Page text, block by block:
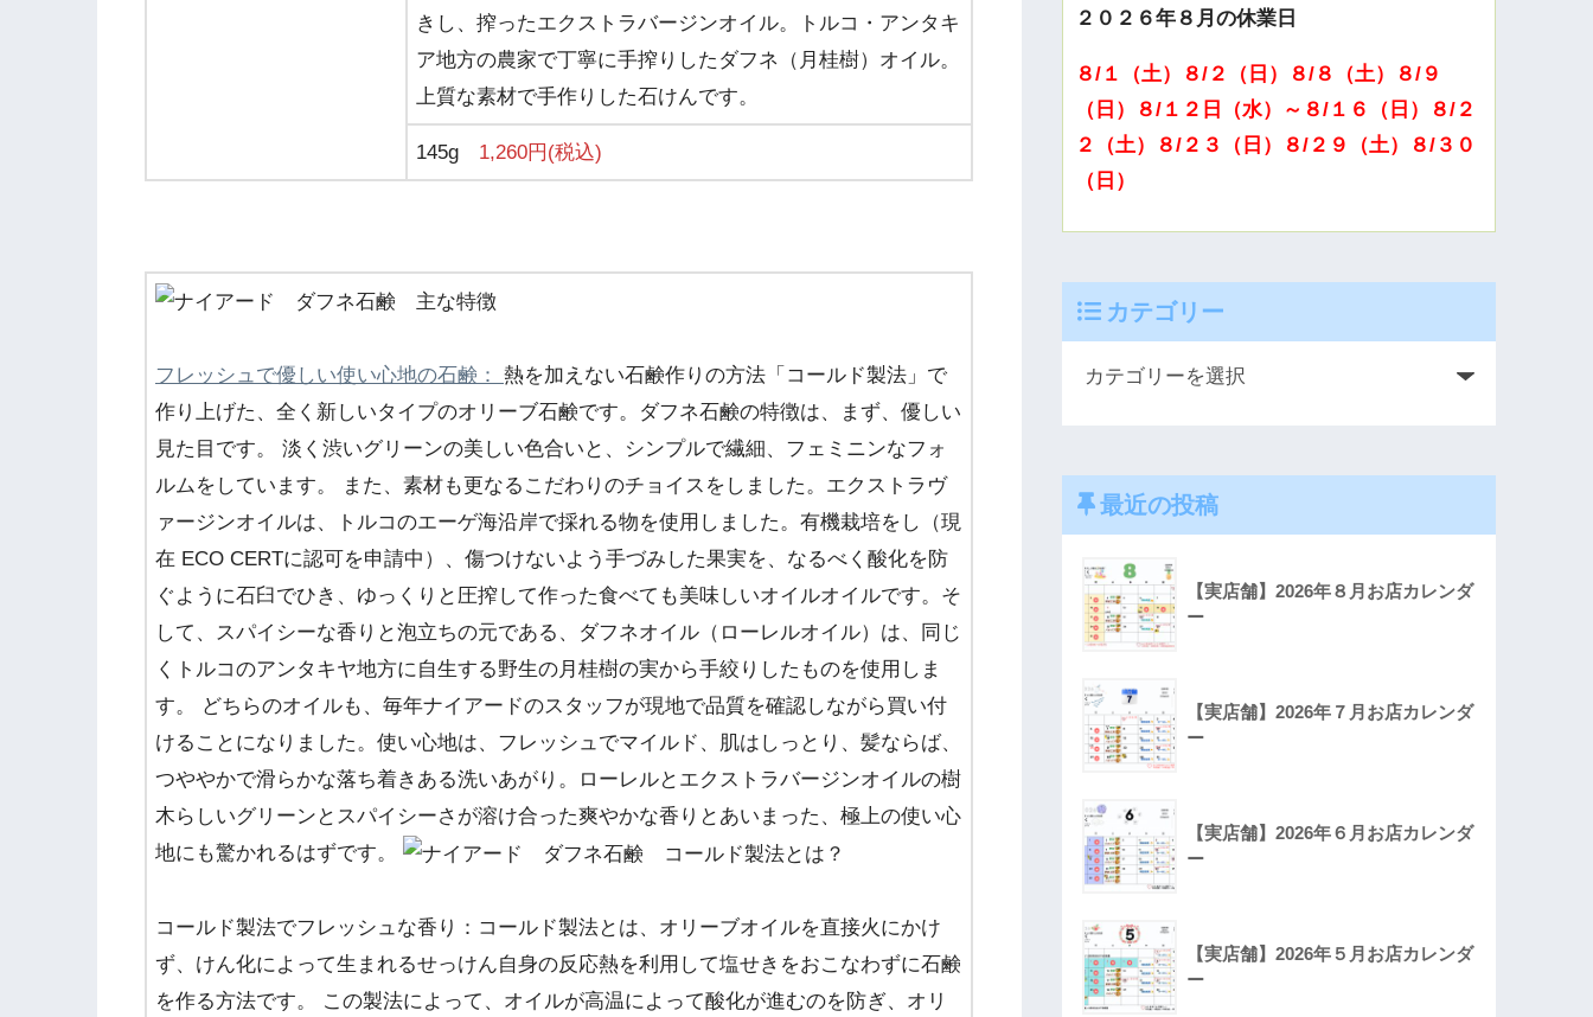
きし、搾ったエクストラバージンオイル。トルコ・アンタキ
ア地方の農家で丁寧に手搾りしたダフネ（月桂樹）オイル。
上質な素材で手作りした石けんです。
145g 1,260円(税込)
フレッシュで優しい使い心地の石鹸： 熱を加えない石鹸作りの方法「コールド製法」で
作り上げた、全く新しいタイプのオリーブ石鹸です。ダフネ石鹸の特徴は、まず、優しい
見た目です。 淡く渋いグリーンの美しい色合いと、シンプルで繊細、フェミニンなフォ
ルムをしています。 また、素材も更なるこだわりのチョイスをしました。エクストラヴ
ァージンオイルは、トルコのエーゲ海沿岸で採れる物を使用しました。有機栽培をし（現
在 ECO CERTに認可を申請中）、傷つけないよう手づみした果実を、なるべく酸化を防
ぐように石臼でひき、ゆっくりと圧搾して作った食べても美味しいオイルオイルです。そ
して、スパイシーな香りと泡立ちの元である、ダフネオイル（ローレルオイル）は、同じ
くトルコのアンタキヤ地方に自生する野生の月桂樹の実から手絞りしたものを使用しま
す。 どちらのオイルも、毎年ナイアードのスタッフが現地で品質を確認しながら買い付
けることになりました。使い心地は、フレッシュでマイルド、肌はしっとり、髪ならば、
つややかで滑らかな落ち着きある洗いあがり。ローレルとエクストラバージンオイルの樹
木らしいグリーンとスパイシーさが溶け合った爽やかな香りとあいまった、極上の使い心
地にも驚かれるはずです。
コールド製法でフレッシュな香り：コールド製法とは、オリーブオイルを直接火にかけ
ず、けん化によって生まれるせっけん自身の反応熱を利用して塩せきをおこなわずに石鹸
を作る方法です。 この製法によって、オイルが高温によって酸化が進むのを防ぎ、オリ
２０２６年８月の休業日
８/１（土）８/２（日）８/８（土）８/９
（日）８/１２日（水）～８/１６（日）８/２
２（土）８/２３（日）８/２９（土）８/３０
（日）
カテゴリー
最近の投稿
【実店舗】2026年８月お店カレンダ
ー
【実店舗】2026年７月お店カレンダ
ー
【実店舗】2026年６月お店カレンダ
ー
【実店舗】2026年５月お店カレンダ
ー